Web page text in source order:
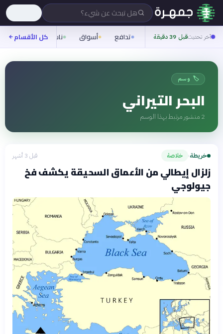
هل تبحث عن شيء؟
آخر تحديثقبل 39 دقيقة تدافع أسواق ناس روح
كل الأقسام
🏷️ وسم
البحر التيراني
2 منشور مرتبط بهذا الوسم
خريطة› خلاصة قبل 3 أشهر
زلزال إيطالي من الأعماق السحيقة يكشف فخ
جيولوجي